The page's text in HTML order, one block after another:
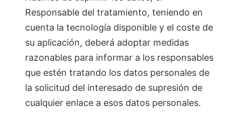
Responsable del tratamiento, teniendo en
cuenta la tecnología disponible y el coste de
su aplicación, deberá adoptar medidas
razonables para informar a los responsables
que estén tratando los datos personales de
la solicitud del interesado de supresión de
cualquier enlace a esos datos personales.